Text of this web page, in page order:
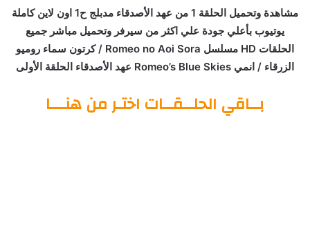
مشاهدة وتحميل الحلقة 1 من عهد الأصدقاء مدبلج ح1 اون لاين كاملة
يوتيوب بأعلي جودة علي اكثر من سيرفر وتحميل مباشر جميع
الحلقات HD مسلسل Romeo no Aoi Sora / كرتون سماء روميو
الزرقاء / انمي Romeo’s Blue Skies عهد الأصدقاء الحلقة الأولى
بــاقي الحلــقــات اختـر من هنـــا